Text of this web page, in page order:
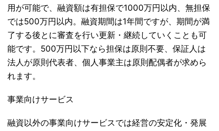
用が可能で、融資額は有担保で1000万円以内、無担保
では500万円以内。融資期間は1年間ですが、期間が満
了する後とに審査を行い更新・継続していくことも可
能です。500万円以下なら担保は原則不要、保証人は
法人が原則代表者、個人事業主は原則配偶者が求めら
れます。
事業向けサービス
融資以外の事業向けサービスでは経営の安定化・発展